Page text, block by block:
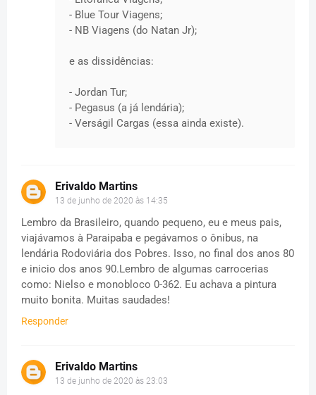
- Blue Tour Viagens;
- NB Viagens (do Natan Jr);
e as dissidências:
- Jordan Tur;
- Pegasus (a já lendária);
- Verságil Cargas (essa ainda existe).
Erivaldo Martins
13 de junho de 2020 às 14:35
Lembro da Brasileiro, quando pequeno, eu e meus pais,
viajávamos à Paraipaba e pegávamos o ônibus, na
lendária Rodoviária dos Pobres. Isso, no final dos anos 80
e inicio dos anos 90.Lembro de algumas carrocerias
como: Nielso e monobloco 0-362. Eu achava a pintura
muito bonita. Muitas saudades!
Responder
Erivaldo Martins
13 de junho de 2020 às 23:03